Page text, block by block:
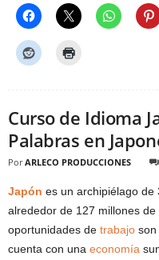
Curso de Idioma
Palabras en
Por ARLECO PRODUCCIONES
Japón es un archipiélago de
alrededor de 127 millones
oportunidades de trabajo son
cuenta con una economía